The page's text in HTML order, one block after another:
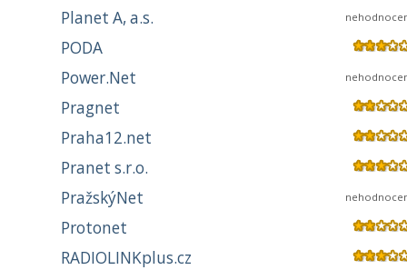
Planet A, a.s.
PODA
Power.Net
Pragnet
Praha12.net
Pranet s.r.o.
PražskýNet
Protonet
RADIOLINKplus.cz